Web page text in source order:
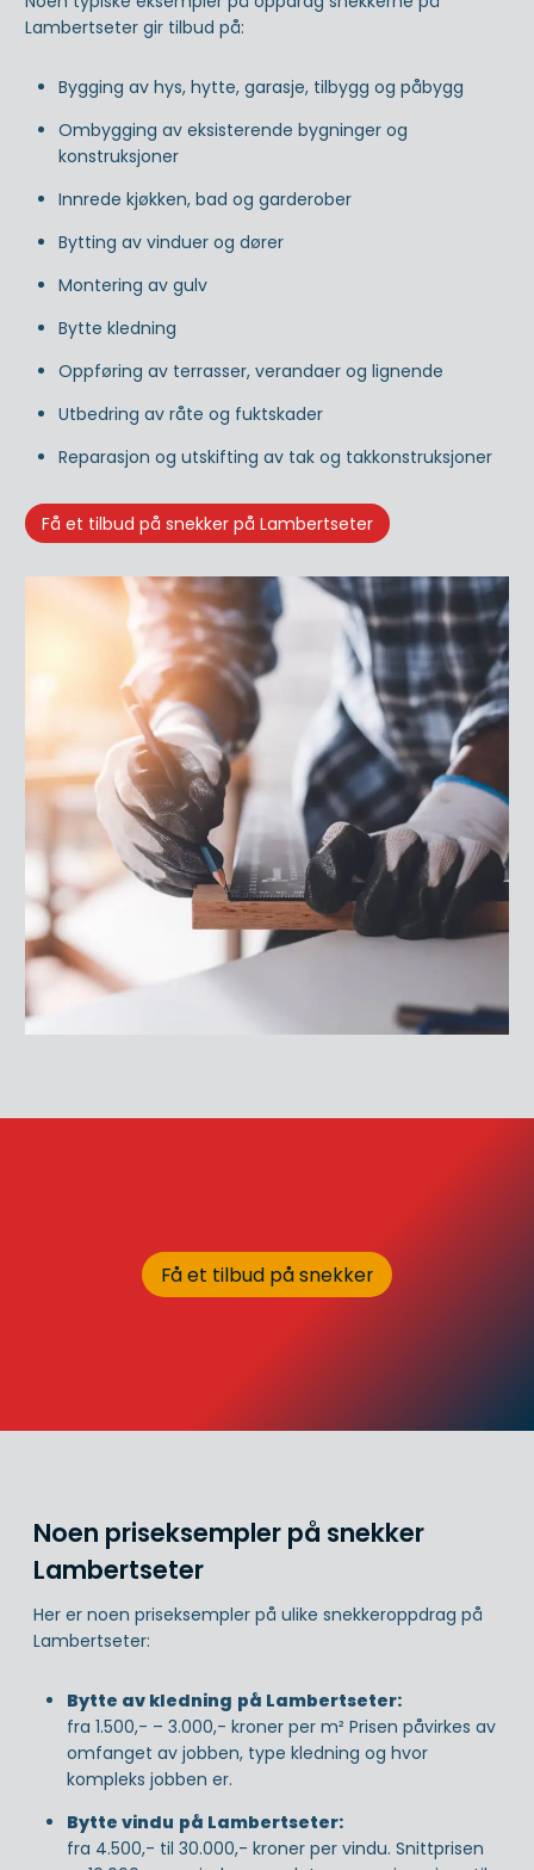
Lambertseter gir tilbud på:
Bygging av hys, hytte, garasje, tilbygg og påbygg
Ombygging av eksisterende bygninger og
konstruksjoner
Innrede kjøkken, bad og garderober
Bytting av vinduer og dører
Montering av gulv
Bytte kledning
Oppføring av terrasser, verandaer og lignende
Utbedring av råte og fuktskader
Reparasjon og utskifting av tak og takkonstruksjoner
Få et tilbud på snekker på Lambertseter
Få et tilbud på snekker
Noen priseksempler på snekker
Lambertseter
Her er noen priseksempler på ulike snekkeroppdrag på
Lambertseter:
Bytte av kledning på Lambertseter:
fra 1.500,- – 3.000,- kroner per m² Prisen påvirkes av
omfanget av jobben, type kledning og hvor
kompleks jobben er.
Bytte vindu på Lambertseter:
fra 4.500,- til 30.000,- kroner per vindu. Snittprisen